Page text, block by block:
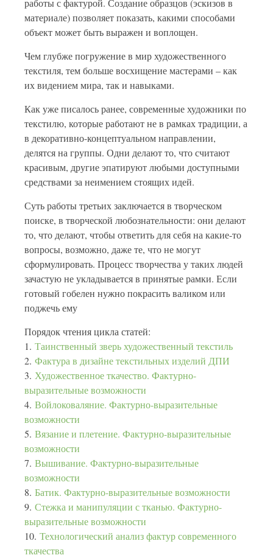
работы с фактурой. Создание образцов (эскизов в
материале) позволяет показать, какими способами
объект может быть выражен и воплощен.
Чем глубже погружение в мир художественного
текстиля, тем больше восхищение мастерами – как
их видением мира, так и навыками.
Как уже писалось ранее, современные художники по
текстилю, которые работают не в рамках традиции, а
в декоративно-концептуальном направлении,
делятся на группы. Одни делают то, что считают
красивым, другие эпатируют любыми доступными
средствами за неимением стоящих идей.
Суть работы третьих заключается в творческом
поиске, в творческой любознательности: они делают
то, что делают, чтобы ответить для себя на какие-то
вопросы, возможно, даже те, что не могут
сформулировать. Процесс творчества у таких людей
зачастую не укладывается в принятые рамки. Если
готовый гобелен нужно покрасить валиком или
поджечь ему
Порядок чтения цикла статей:
1. Таинственный зверь художественный текстиль
2. Фактура в дизайне текстильных изделий ДПИ
3. Художественное ткачество. Фактурно-
выразительные возможности
4. Войлоковаляние. Фактурно-выразительные
возможности
5. Вязание и плетение. Фактурно-выразительные
возможности
7. Вышивание. Фактурно-выразительные
возможности
8. Батик. Фактурно-выразительные возможности
9. Стежка и манипуляции с тканью. Фактурно-
выразительные возможности
10. Технологический анализ фактур современного
ткачества